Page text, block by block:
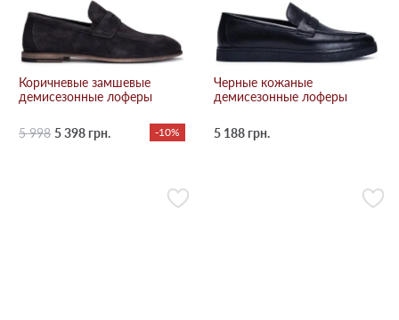
Коричневые замшевые
демисезонные лоферы
5 998 5 398 грн. -10%
Черные кожаные
демисезонные лоферы
5 188 грн.